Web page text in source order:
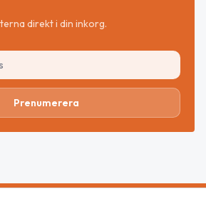
direkt i din inkorg.
Prenumerera